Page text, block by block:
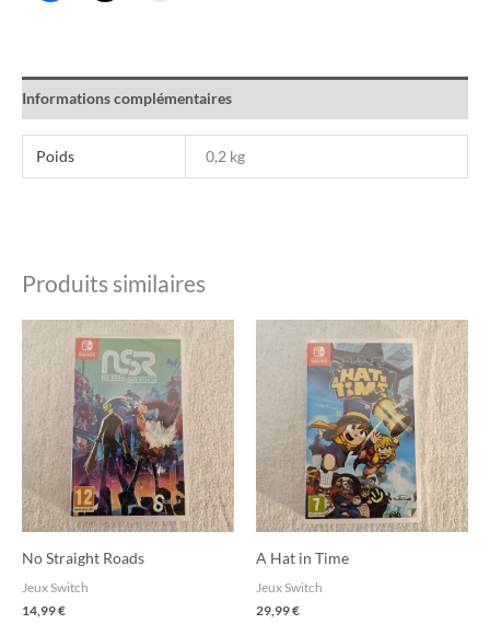
Informations complémentaires
Poids 0,2 kg
Produits similaires
No Straight Roads
Jeux Switch
14,99€
A Hat in Time
Jeux Switch
29,99€